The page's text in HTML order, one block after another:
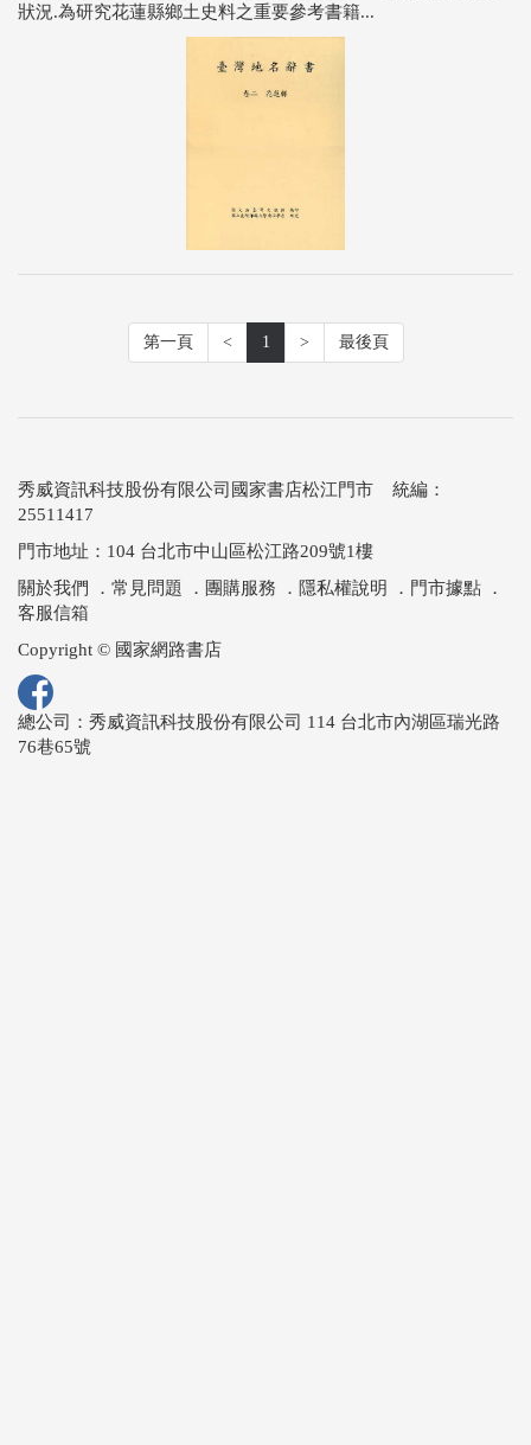
狀況.為研究花蓮縣鄉土史料之重要參考書籍...
第一頁 < 1 > 最後頁
秀威資訊科技股份有限公司國家書店松江門市 統編：
25511417
門市地址：104 台北市中山區松江路209號1樓
關於我們 ． 常見問題 ． 團購服務 ． 隱私權說明 ． 門市據點 ．
客服信箱
Copyright © 國家網路書店
總公司：秀威資訊科技股份有限公司 114 台北市內湖區瑞光路
76巷65號